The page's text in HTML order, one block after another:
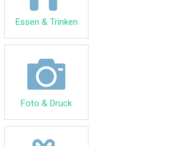
Essen & Trinken
Foto & Druck